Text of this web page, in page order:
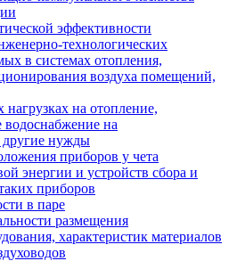
эффективности
технологических
в системах отопления,
воздуха помещений,
на отопление,
водоснабжение на
другие нужды
приборов у чета
энергии и устройств сбора и
приборов
в паре
размещения
характеристик материалов